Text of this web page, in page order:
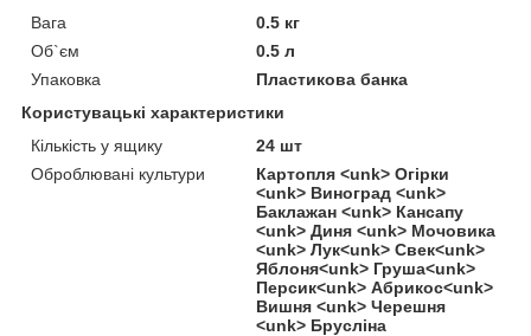
Вага
0.5 кг
Об`єм
0.5 л
Упаковка
Пластикова банка
Користувацькі характеристики
Кількість у ящику
24 шт
Оброблювані культури
Картопля <unk> Огірки
<unk> Виноград <unk>
Баклажан <unk> Кансапу
<unk> Диня <unk> Мочовика
<unk> Лук<unk> Свек<unk>
Яблоня<unk> Груша<unk>
Персик<unk> Абрикос<unk>
Вишня <unk> Черешня
<unk> Брусліна